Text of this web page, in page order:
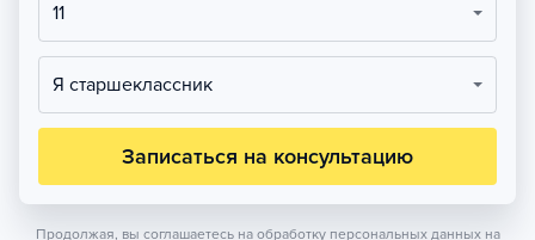
11
Я старшеклассник
Записаться на консультацию
Продолжая, вы соглашаетесь на обработку персональных данных на